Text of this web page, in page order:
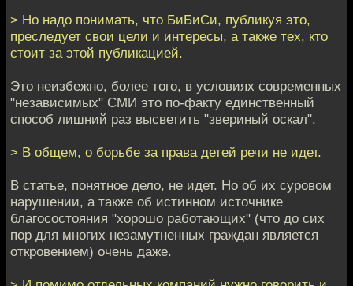
> Но надо понимать, что БиБиСи, публикуя это,
преследует свои цели и интересы, а также тех, кто
стоит за этой публикацией.
Это неизбежно, более того, в условиях современных
"независимых" СМИ это по-факту единственный
способ лишний раз высветить "звериный оскал".
> В общем, о борьбе за права детей речи не идет.
В статье, понятное дело, не идет. Но об их суровом
нарушении, а также об истинном источнике
благосостояния "хорошо работающих" (что до сих
пор для многих незамутненных граждан является
откровением) очень даже.